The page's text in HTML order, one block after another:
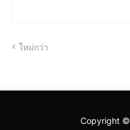
ใหม่กว่า
Copyright ©